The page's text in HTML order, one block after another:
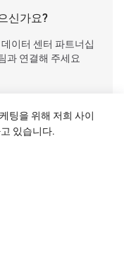
신가요?
이터 센터 파트너십
과 연결해 주세요
팅을 위해 저희 사이
있습니다.